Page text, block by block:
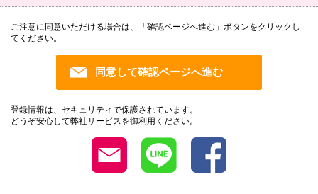
ご注意に同意いただける場合は、「確認ページへ進む」ボタンをクリックし
てください。
登録情報は、セキュリティで保護されています。
どうぞ安心して弊社サービスを御利用ください。